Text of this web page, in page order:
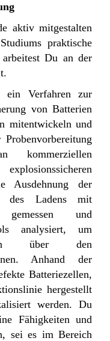
aktiv mitgestalten
praktische
Du an der
Verfahren zur
von Batterien
mitentwickeln und
kommerziellen
Ausdehnung der
des Ladens mit
gemessen und
analysiert, um
über den
Anhand der
Batteriezellen,
hergestellt
werden. Du
Fähigkeiten und
sei es im Bereich